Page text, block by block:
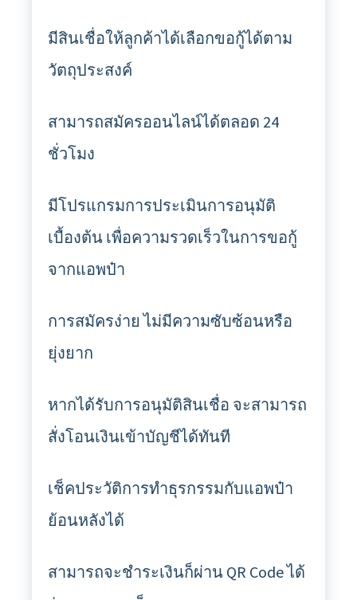
มีสินเชื่อให้ลูกค้าได้เลือกขอกู้ได้ตาม
วัตถุประสงค์
สามารถสมัครออนไลน์ได้ตลอด 24
ชั่วโมง
มีโปรแกรมการประเมินการอนุมัติ
เบื้องต้น เพื่อความรวดเร็วในการขอกู้
จากแอพป๋า
การสมัครง่าย ไม่มีความซับซ้อนหรือ
ยุ่งยาก
หากได้รับการอนุมัติสินเชื่อ จะสามารถ
สั่งโอนเงินเข้าบัญชีได้ทันที
เช็คประวัติการทำธุรกรรมกับแอพป๋า
ย้อนหลังได้
สามารถจะชำระเงินก็ผ่าน QR Code ได้